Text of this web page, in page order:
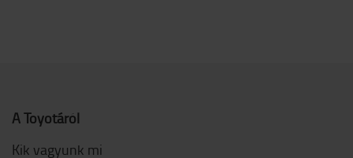
A Toyotáról
Kik vagyunk mi